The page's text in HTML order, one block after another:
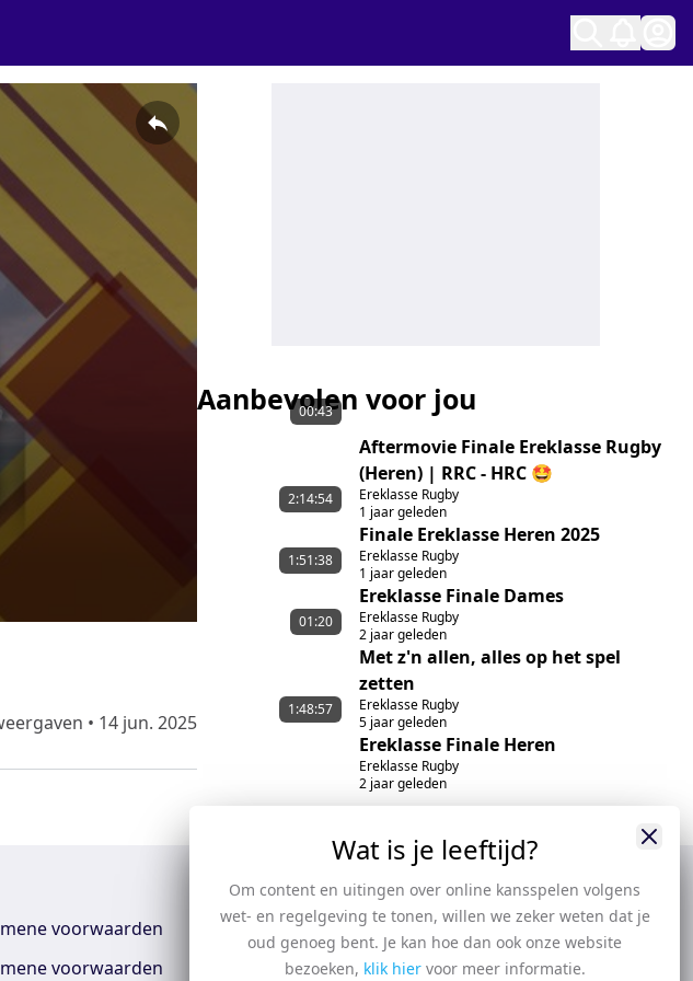
• 14 jun. 2025
Aanbevolen voor jou
00:43
Aftermovie Finale Ereklasse Rugby
(Heren) | RRC - HRC 🤩
Ereklasse Rugby
1 jaar geleden
2:14:54
Finale Ereklasse Heren 2025
Ereklasse Rugby
1 jaar geleden
1:51:38
Ereklasse Finale Dames
Ereklasse Rugby
2 jaar geleden
01:20
Met z'n allen, alles op het spel
zetten
Ereklasse Rugby
5 jaar geleden
1:48:57
Ereklasse Finale Heren
Ereklasse Rugby
2 jaar geleden
voorwaarden
voorwaarden
Wat is je leeftijd?
Om content en uitingen over online kansspelen volgens
wet- en regelgeving te tonen, willen we zeker weten dat je
oud genoeg bent. Je kan hoe dan ook onze website
bezoeken, klik hier voor meer informatie.